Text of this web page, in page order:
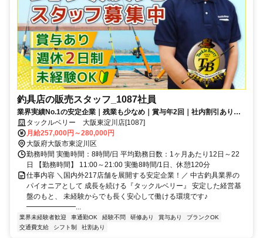
釣具店の販売スタッフ_1087社員
業界実績No.1の安定企業｜残業も少なめ｜賞与年2回｜社内割引あり｜
交通費支給
タックルベリー 大阪東淀川店[1087]
月給257,000円～280,000円
大阪府大阪市東淀川区
勤務時間 実働時間：8時間/日 平均勤務日数：1ヶ月あたり12日～22
日 【勤務時間】 11:00～21:00 実働8時間/1日、休憩120分
仕事内容 ＼国内外217店舗を展開する安定企業！／ 中古釣具業界の
パイオニアとして 成長を続ける『タックルベリー』 安定した経営基
盤のもと、 未経験からでも長く安心して働ける環境です♪
━━━━━━━...
業界未経験者歓迎 車通勤OK 経験不問 研修あり 賞与あり
ブランクOK
交通費支給
シフト制 社割あり